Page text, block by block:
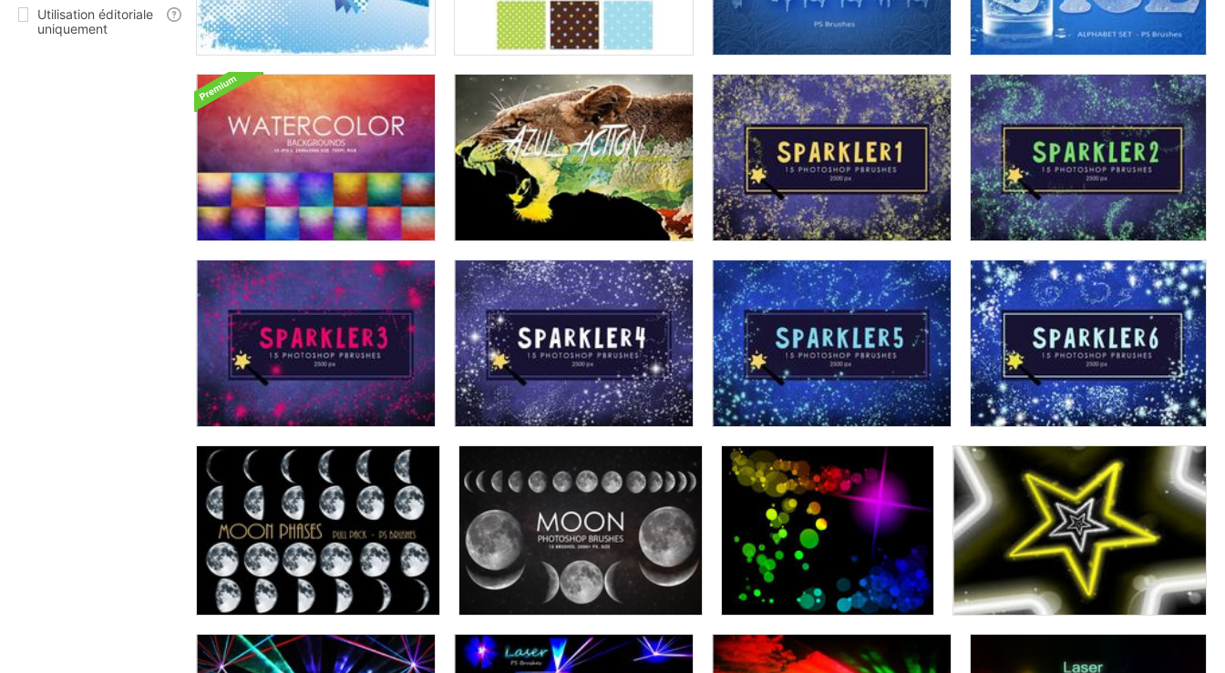
Utilisation éditoriale
uniquement